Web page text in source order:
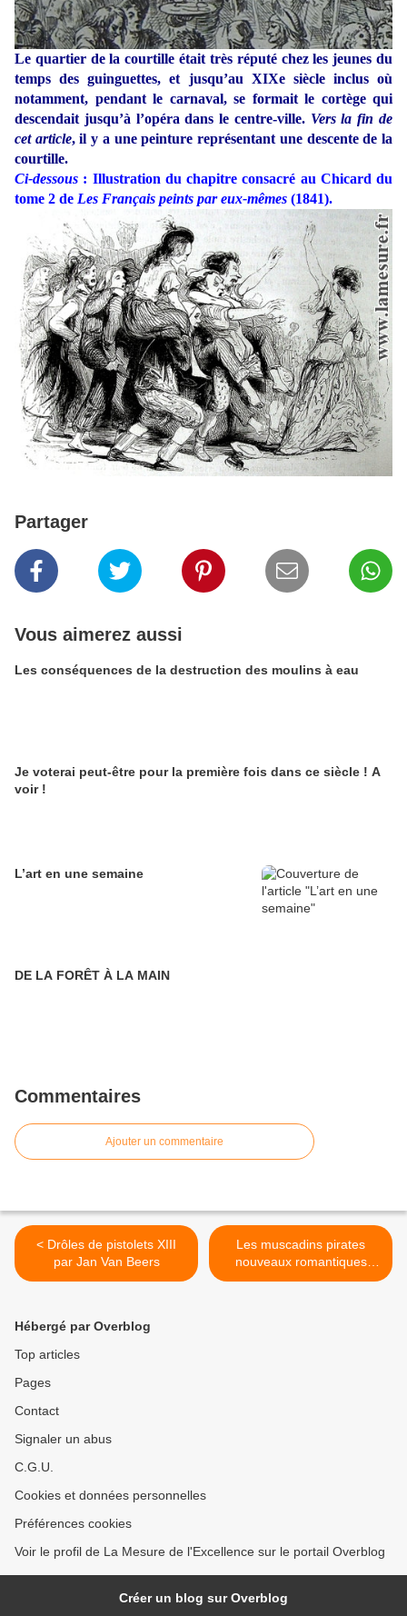
Le quartier de la courtille était très réputé chez les jeunes du
temps des guinguettes, et jusqu’au XIXe siècle inclus où
notamment, pendant le carnaval, se formait le cortège qui
descendait jusqu’à l’opéra dans le centre-ville. Vers la fin de
cet article, il y a une peinture représentant une descente de la
courtille.
Ci-dessous : Illustration du chapitre consacré au Chicard du
tome 2 de Les Français peints par eux-mêmes (1841).
Partager
Vous aimerez aussi
Les conséquences de la destruction des moulins à eau
Je voterai peut-être pour la première fois dans ce siècle ! A
voir !
L’art en une semaine
DE LA FORÊT À LA MAIN
Commentaires
Ajouter un commentaire
< Drôles de pistolets XIII
par Jan Van Beers
Les muscadins pirates
nouveaux romantiques
incroyables et merveilleux.
Hébergé par Overblog
Top articles
Pages
Contact
Signaler un abus
C.G.U.
Cookies et données personnelles
Préférences cookies
Voir le profil de La Mesure de l'Excellence sur le portail Overblog
Créer un blog sur Overblog